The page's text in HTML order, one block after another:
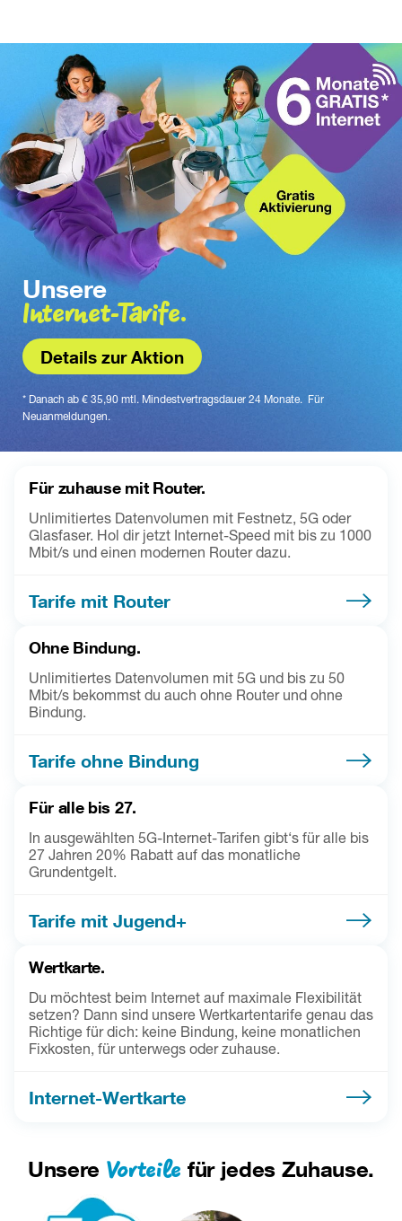
Unsere
Internet-Tarife.
Details zur Aktion
* Danach ab € 35,90 mtl. Mindestvertragsdauer 24 Monate.  Für
Neuanmeldungen.
Für zuhause mit Router.
Unlimitiertes Datenvolumen mit Festnetz, 5G oder
Glasfaser. Hol dir jetzt Internet-Speed mit bis zu 1000
Mbit/s und einen modernen Router dazu.
Tarife mit Router
Ohne Bindung.
Unlimitiertes Datenvolumen mit 5G und bis zu 50
Mbit/s bekommst du auch ohne Router und ohne
Bindung.
Tarife ohne Bindung
Für alle bis 27.
In ausgewählten 5G-Internet-Tarifen gibt‘s für alle bis
27 Jahren 20% Rabatt auf das monatliche
Grundentgelt.
Tarife mit Jugend+
Wertkarte.
Du möchtest beim Internet auf maximale Flexibilität
setzen? Dann sind unsere Wertkartentarife genau das
Richtige für dich: keine Bindung, keine monatlichen
Fixkosten, für unterwegs oder zuhause.
Internet-Wertkarte
Unsere Vorteile für jedes Zuhause.